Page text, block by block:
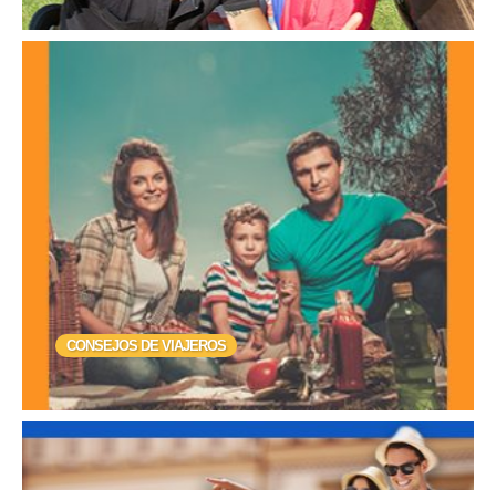
CONSEJOS DE VIAJEROS